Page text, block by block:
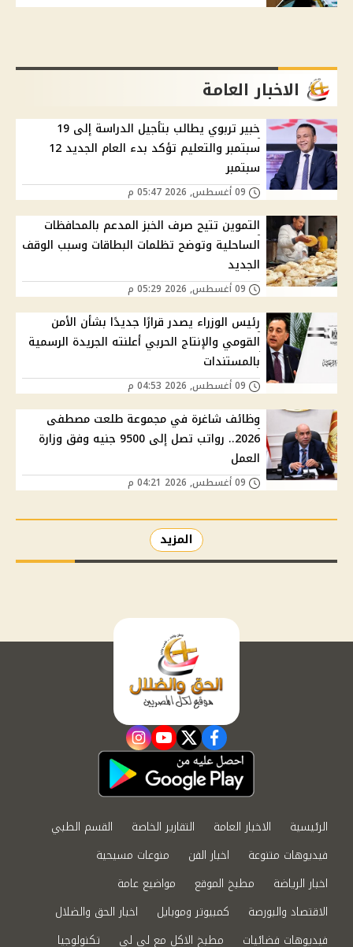
الاخبار العامة
خبير تربوي يطالب بتأجيل الدراسة إلى 19
سبتمبر والتعليم تؤكد بدء العام الجديد 12
سبتمبر
التموين تتيح صرف الخبز المدعم بالمحافظات
الساحلية وتوضح تظلمات البطاقات وسبب الوقف
الجديد
رئيس الوزراء يصدر قرارًا جديدًا بشأن الأمن
القومي والإنتاج الحربي أعلنته الجريدة الرسمية
بالمستندات
وظائف شاغرة في مجموعة طلعت مصطفى
2026.. رواتب تصل إلى 9500 جنيه وفق وزارة
العمل
المزيد
facebook
twitter
youtube
instagram
الرئيسية الاخبار العامة التقارير الخاصة
القسم الطبي
فيديوهات متنوعة
اخبار الفن
منوعات مسيحية
اخبار الرياضة
مطبخ الموقع
مواضيع عامة
الاقتصاد والبورصة
كمبيوتر وموبايل
اخبار الحق والضلال
فيديوهات فضائيات
مطبخ الاكل مع لى لى تكنولوجيا